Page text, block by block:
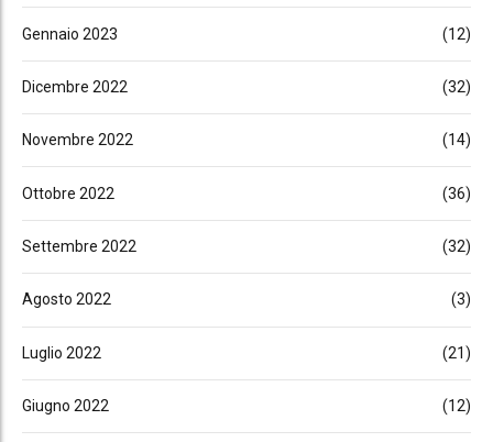
Gennaio 2023 (12)
Dicembre 2022 (32)
Novembre 2022 (14)
Ottobre 2022 (36)
Settembre 2022 (32)
Agosto 2022 (3)
Luglio 2022 (21)
Giugno 2022 (12)